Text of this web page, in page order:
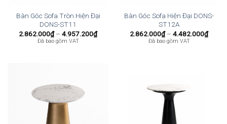
Bàn Góc Sofa Tròn Hiện Đại
DONS-ST11
2.862.000₫ – 4.957.200₫Khoảng
giá:
Đã bao gồm VAT
Bàn Góc Sofa Hiện Đại DONS-
ST12A
2.862.000₫ – 4.482.000₫
giá:
Đã bao gồm VAT